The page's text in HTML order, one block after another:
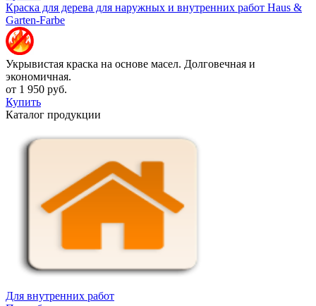
Краска для дерева для наружных и внутренних работ Haus &
Garten-Farbe
Укрывистая краска на основе масел. Долговечная и
экономичная.
от 1 950 руб.
Купить
Каталог продукции
Для внутренних работ